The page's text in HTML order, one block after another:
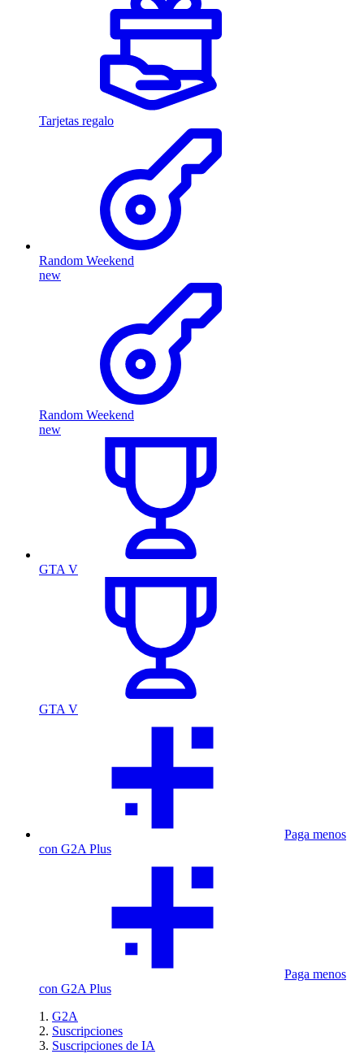
Tarjetas regalo
Random Weekend
new
Random Weekend
new
GTA V
GTA V
Paga menos
con G2A Plus
Paga menos
con G2A Plus
G2A
Suscripciones
Suscripciones de IA